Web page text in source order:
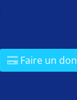
Faire un don